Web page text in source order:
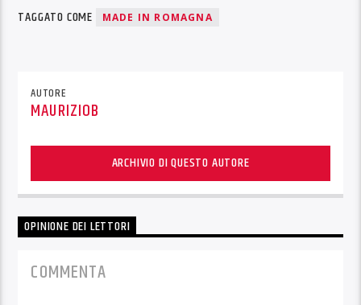
TAGGATO COME MADE IN ROMAGNA
AUTORE
MAURIZIOB
ARCHIVIO DI QUESTO AUTORE
OPINIONE DEI LETTORI
COMMENTA